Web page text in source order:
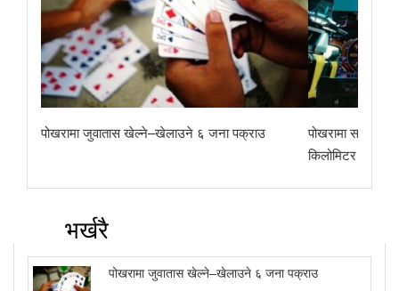
पोखरामा जुवातास खेल्ने–खेलाउने ६ जना पक्राउ
पोखरामा
किलोमिटर रेन्ज
भर्खरै
पोखरामा जुवातास खेल्ने–खेलाउने ६ जना पक्राउ